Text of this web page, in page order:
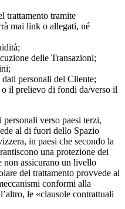
trattamento tramite
mai link o allegati, né
delle Transazioni;
personali del Cliente;
il prelievo di fondi da/verso il
verso paesi terzi,
al di fuori dello Spazio
in paesi che secondo la
una protezione dei
non assicurano un livello
del trattamento provvede al
conformi alla
le «clausole contrattuali